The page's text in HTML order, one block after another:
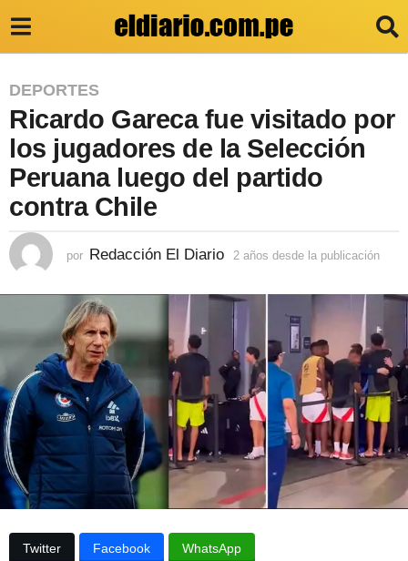
2
a
ñ
o
s
e
e
a
p
u
b
l
DEPORTES
Ricardo Gareca fue visitado por
los jugadores de la Selección
Peruana luego del partido
contra Chile
por Redacción El Diario 2 años desde la publicación
s
d
e
s
d
e
l
a
p
u
Twitter Facebook WhatsApp